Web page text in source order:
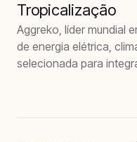
Tropicalização
Aggreko, líder mundial
de energia elétrica,
selecionada para